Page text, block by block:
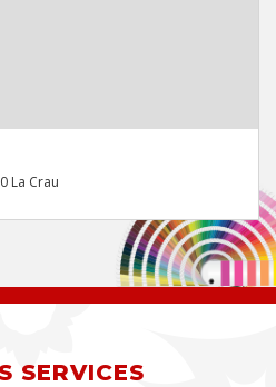
La Crau
SERVICES